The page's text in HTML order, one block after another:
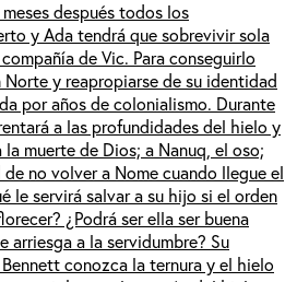
después todos los
y Ada tendrá que sobrevivir sola
de Vic. Para conseguirlo
Norte y reapropiarse de su identidad
por años de colonialismo. Durante
a las profundidades del hielo y
muerte de Dios; a Nanuq, el oso;
no volver a Nome cuando llegue el
le servirá salvar a su hijo si el orden
¿Podrá ser ella ser buena
arriesga a la servidumbre? Su
conozca la ternura y el hielo